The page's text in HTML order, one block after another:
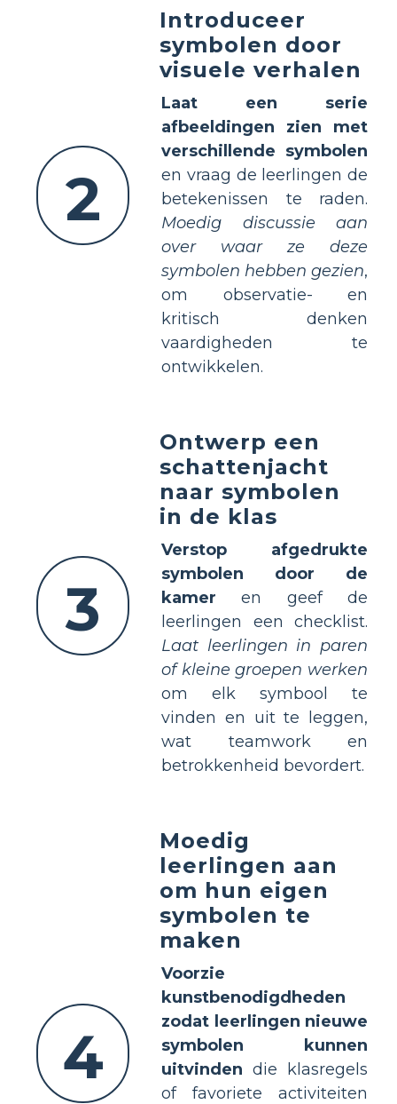
2
Introduceer
symbolen door
visuele verhalen
Laat een serie
afbeeldingen zien met
verschillende symbolen
en vraag de leerlingen de
betekenissen te raden.
Moedig discussie aan
over waar ze deze
symbolen hebben gezien,
om observatie- en
kritisch denken
vaardigheden te
ontwikkelen.
3
Ontwerp een
schattenjacht
naar symbolen
in de klas
Verstop afgedrukte
symbolen door de
kamer en geef de
leerlingen een checklist.
Laat leerlingen in paren
of kleine groepen werken
om elk symbool te
vinden en uit te leggen,
wat teamwork en
betrokkenheid bevordert.
4
Moedig
leerlingen aan
om hun eigen
symbolen te
maken
Voorzie
kunstbenodigdheden
zodat leerlingen nieuwe
symbolen kunnen
uitvinden die klasregels
of favoriete activiteiten